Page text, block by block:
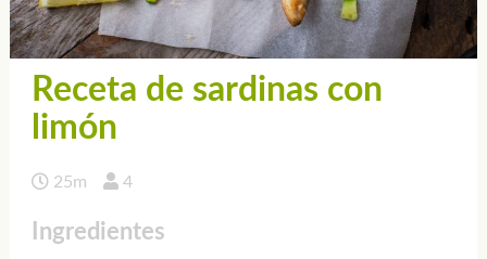
Receta de sardinas con
limón
25m 4
Ingredientes